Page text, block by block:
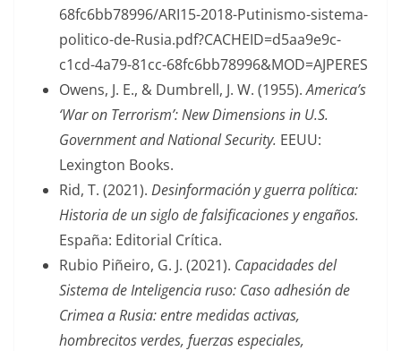
68fc6bb78996/ARI15-2018-Putinismo-sistema-
politico-de-Rusia.pdf?CACHEID=d5aa9e9c-
c1cd-4a79-81cc-68fc6bb78996&MOD=AJPERES
Owens, J. E., & Dumbrell, J. W. (1955).America’s
‘War on Terrorism’: New Dimensions in U.S.
Government and National Security. EEUU:
Lexington Books.
Rid, T. (2021). Desinformación y guerra política:
Historia de un siglo de falsificaciones y engaños.
España: Editorial Crítica.
Rubio Piñeiro, G. J. (2021). Capacidades del
Sistema de Inteligencia ruso: Caso adhesión de
Crimea a Rusia: entre medidas activas,
hombrecitos verdes, fuerzas especiales,